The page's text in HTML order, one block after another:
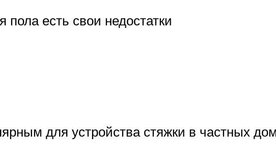
есть свои недостатки
для устройства стяжки в частных